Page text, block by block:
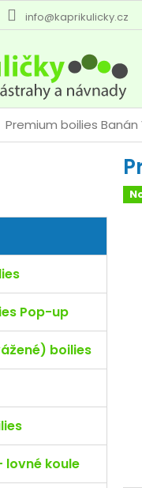
info@kaprikulicky.cz
Premium boilies Banán
Pop-up
boilies
lovné koule